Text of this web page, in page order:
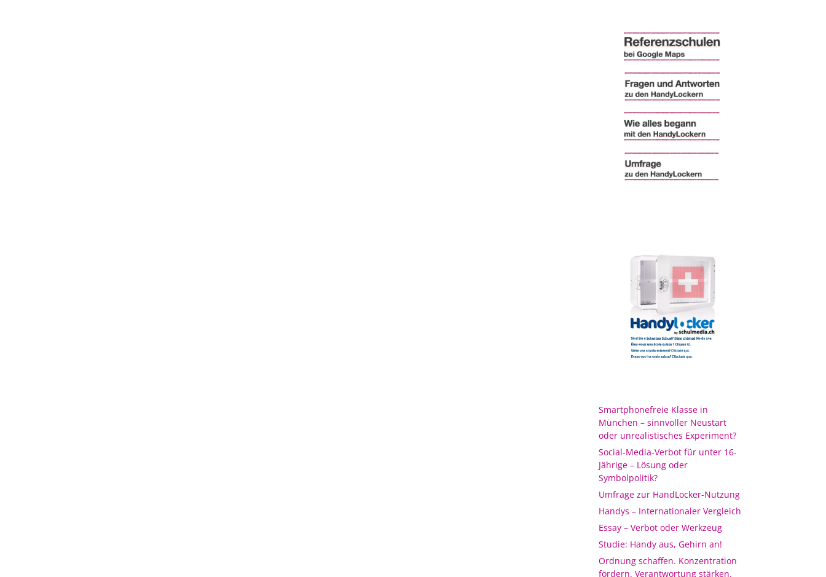
Smartphonefreie Klasse in
München – sinnvoller Neustart
oder unrealistisches Experiment?
Social-Media-Verbot für unter 16-
Jährige – Lösung oder
Symbolpolitik?
Umfrage zur HandLocker-Nutzung
Handys – Internationaler Vergleich
Essay – Verbot oder Werkzeug
Studie: Handy aus, Gehirn an!
Ordnung schaffen. Konzentration
fördern. Verantwortung stärken.